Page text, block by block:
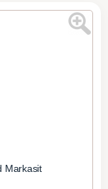
Markasit